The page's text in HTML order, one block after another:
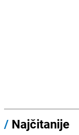
/ Najčitanije